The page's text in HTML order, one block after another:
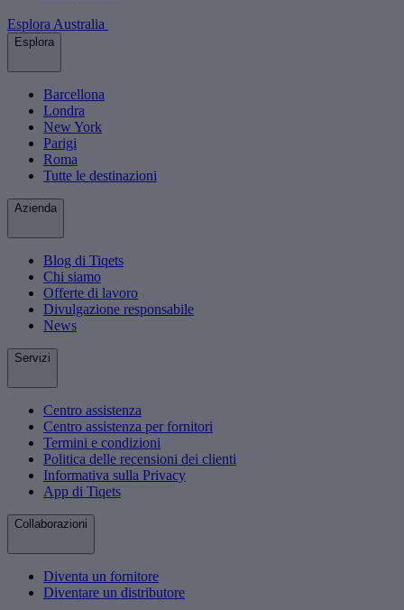
Esplora Australia
Esplora
Barcellona
Londra
New York
Parigi
Roma
Tutte le destinazioni
Azienda
Blog di Tiqets
Chi siamo
Offerte di lavoro
Divulgazione responsabile
News
Servizi
Centro assistenza
Centro assistenza per fornitori
Termini e condizioni
Politica delle recensioni dei clienti
Informativa sulla Privacy
App di Tiqets
Collaborazioni
Diventa un fornitore
Diventare un distributore